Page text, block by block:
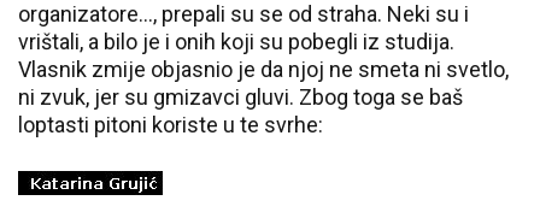
organizatore..., prepali su se od straha. Neki su i
vrištali, a bilo je i onih koji su pobegli iz studija.
Vlasnik zmije objasnio je da njoj ne smeta ni svetlo,
ni zvuk, jer su gmizavci gluvi. Zbog toga se baš
loptasti pitoni koriste u te svrhe: